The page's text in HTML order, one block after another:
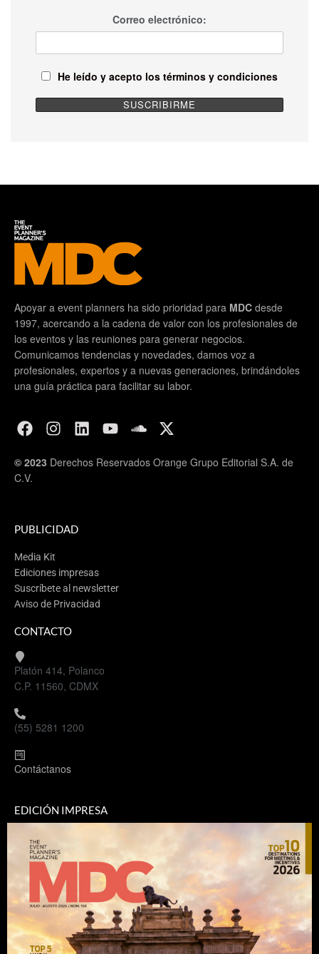
Correo electrónico:
He leído y acepto los términos y condiciones
Apoyar a event planners ha sido prioridad para MDC desde
1997, acercando a la cadena de valor con los profesionales de
los eventos y las reuniones para generar negocios.
Comunicamos tendencias y novedades, damos voz a
profesionales, expertos y a nuevas generaciones, brindándoles
una guía práctica para facilitar su labor.
© 2023 Derechos Reservados Orange Grupo Editorial S.A. de
C.V.
PUBLICIDAD
Media Kit
Ediciones impresas
Suscríbete al newsletter
Aviso de Privacidad
CONTACTO
Platón 414, Polanco
C.P. 11560, CDMX
(55) 5281 1200
Contáctanos
EDICIÓN IMPRESA